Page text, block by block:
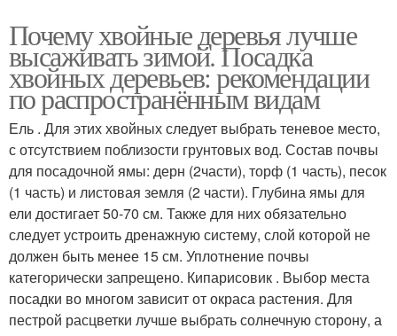
Почему хвойные деревья лучше
высаживать зимой. Посадка
хвойных деревьев: рекомендации
по распространённым видам
Ель . Для этих хвойных следует выбрать теневое место,
с отсутствием поблизости грунтовых вод. Состав почвы
для посадочной ямы: дерн (2части), торф (1 часть), песок
(1 часть) и листовая земля (2 части). Глубина ямы для
ели достигает 50-70 см. Также для них обязательно
следует устроить дренажную систему, слой которой не
должен быть менее 15 см. Уплотнение почвы
категорически запрещено. Кипарисовик . Выбор места
посадки во многом зависит от окраса растения. Для
пестрой расцветки лучше выбрать солнечную сторону, а